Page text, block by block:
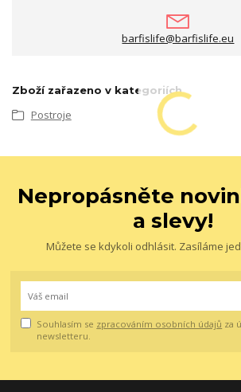
barfislife@barfislife.eu
Zboží zařazeno v kategoriích
Postroje
Nepropásněte
a slevy!
Můžete se kdykoli odhlásit. Zasíláme
Souhlasím se zpracováním osobních údajů za
newsletteru.